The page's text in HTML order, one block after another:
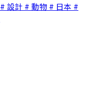
# 設計 # 動物 # 日本 #